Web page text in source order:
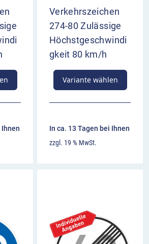
Ihnen
Verkehrszeichen
274-80 Zulässige
Höchstgeschwindi
gkeit 80 km/h
Variante wählen
In ca. 13 Tagen bei Ihnen
zzgl. 19 % MwSt.